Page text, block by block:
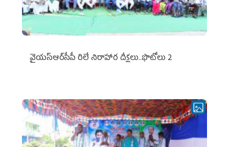
వైయ‌స్ఆర్‌సీపీ రిలే నిరాహార దీక్షలు..ఫొటోలు 2